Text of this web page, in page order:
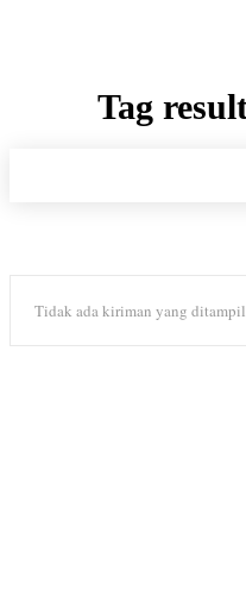
Tag
Tidak ada kiriman yang